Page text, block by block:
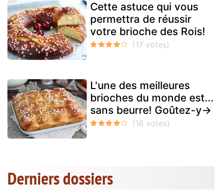
Cette astuce qui vous
permettra de réussir
votre brioche des Rois!
L'une des meilleures
brioches du monde est...
sans beurre! Goûtez-y→
Derniers dossiers